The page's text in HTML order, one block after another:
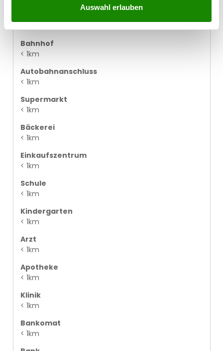
Auswahl erlauben
Bahnhof
< 1km
Autobahnanschluss
< 1km
Supermarkt
< 1km
Bäckerei
< 1km
Einkaufszentrum
< 1km
Schule
< 1km
Kindergarten
< 1km
Arzt
< 1km
Apotheke
< 1km
Klinik
< 1km
Bankomat
< 1km